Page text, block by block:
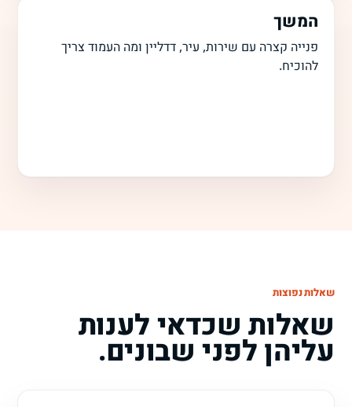
המשך
פנייה קצרה עם שירות, עיר, דדליין ומה העמוד צריך
להוכיח.
שאלות נפוצות
שאלות שכדאי לענות
עליהן לפני שבונים.